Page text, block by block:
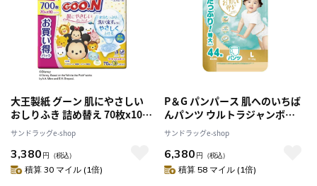
大王製紙 グーン 肌にやさしい
おしりふき 詰め替え 70枚x10コ
パック【4個セット】
サンドラッグe-shop
3,380 円 （税込）
積算 30 マイル (1倍)
P＆G パンパース 肌へのいちば
んパンツ ウルトラジャンボ
サンドラッグe-shop
6,380 円 （税込）
積算 58 マイル (1倍)